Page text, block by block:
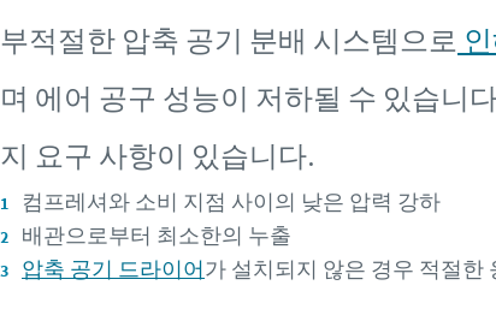
부적절한 압축 공기 분배 시스템으로
며 에어 공구 성능이 저하될 수 있습니
지 요구 사항이 있습니다.
컴프레셔와 소비 지점 사이의 낮은 압력 강하
배관으로부터 최소한의 누출
압축 공기 드라이어가 설치되지 않은 경우 적절한